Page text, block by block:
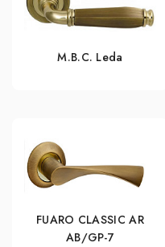
M.B.C. Leda
FUARO CLASSIC AR
AB/GP-7